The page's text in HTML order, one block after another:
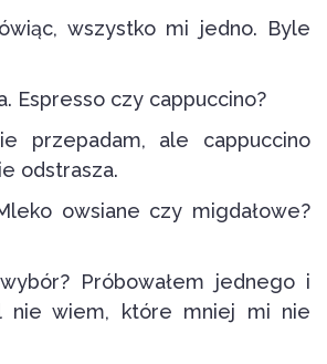
wszystko mi jedno. Byle
Espresso czy cappuccino?
przepadam, ale cappuccino
odstrasza.
owsiane czy migdałowe?
Próbowałem jednego i
nie wiem, które mniej mi nie